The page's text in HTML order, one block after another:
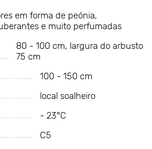
em forma de peónia,
e muito perfumadas
80 - 100 cm, largura do arbusto
75 cm
100 - 150 cm
local soalheiro
- 23°С
C5